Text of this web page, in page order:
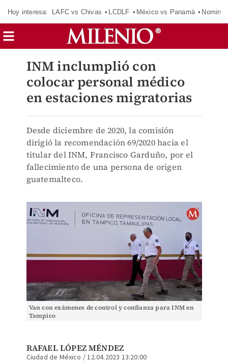
Hoy interesa: LAFC vs Chivas LCDLF México vs Panamá
INM inclumplió con
colocar personal médico
en estaciones migratorias
Desde diciembre de 2020, la comisión
dirigió la recomendación 69/2020 hacia el
titular del INM, Francisco Garduño, por el
fallecimiento de una persona de origen
guatemalteco.
Van con exámenes de control y confianza para INM en
Tampico
RAFAEL LÓPEZ MÉNDEZ
Ciudad de México /12.04.2023 13:20:00